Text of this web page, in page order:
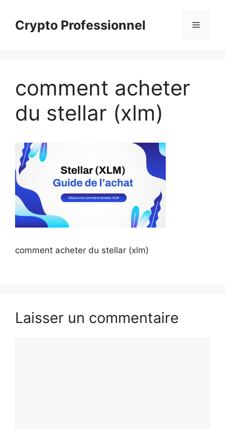
contenuCrypto Professionnel Menu
comment acheter
du stellar (xlm)
comment acheter du stellar (xlm)
Laisser un commentaire